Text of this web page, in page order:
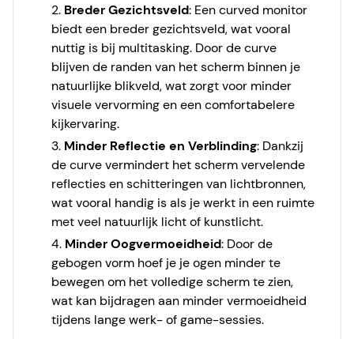
Breder Gezichtsveld: Een curved monitor
biedt een breder gezichtsveld, wat vooral
nuttig is bij multitasking. Door de curve
blijven de randen van het scherm binnen je
natuurlijke blikveld, wat zorgt voor minder
visuele vervorming en een comfortabelere
kijkervaring.
Minder Reflectie en Verblinding: Dankzij
de curve vermindert het scherm vervelende
reflecties en schitteringen van lichtbronnen,
wat vooral handig is als je werkt in een ruimte
met veel natuurlijk licht of kunstlicht.
Minder Oogvermoeidheid: Door de
gebogen vorm hoef je je ogen minder te
bewegen om het volledige scherm te zien,
wat kan bijdragen aan minder vermoeidheid
tijdens lange werk- of game-sessies.